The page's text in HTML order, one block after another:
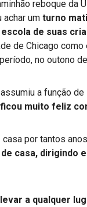
reboque da
achar um turno
de suas
de Chicago
no outono
a função de
ficou muito feliz
casa por tantos
casa, dirigindo
a qualquer